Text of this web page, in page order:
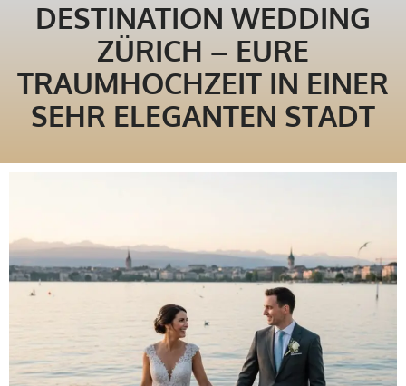
DESTINATION WEDDING
ZÜRICH – EURE
TRAUMHOCHZEIT IN EINER
SEHR ELEGANTEN STADT